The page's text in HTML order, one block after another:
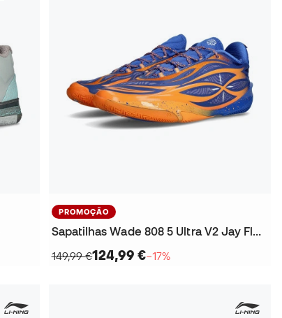
PROMOÇÃO
Sapatilhas Wade 808 5 Ultra V2 Jay Flow
149,99 €124,99 €−17%